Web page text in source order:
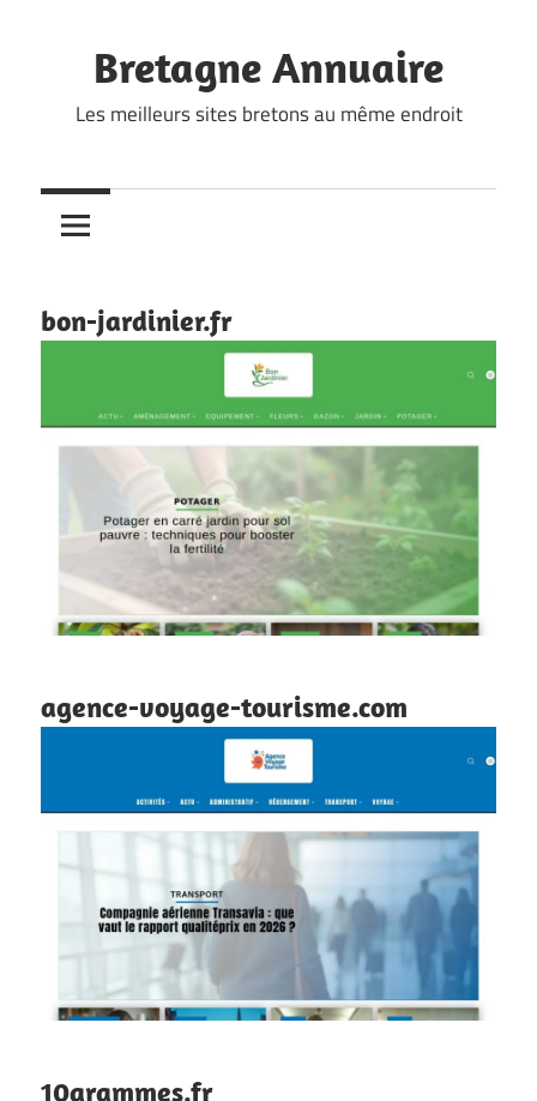
contentBretagne Annuaire
Les meilleurs sites bretons au même endroit
bon-jardinier.fr
agence-voyage-tourisme.com
10grammes.fr